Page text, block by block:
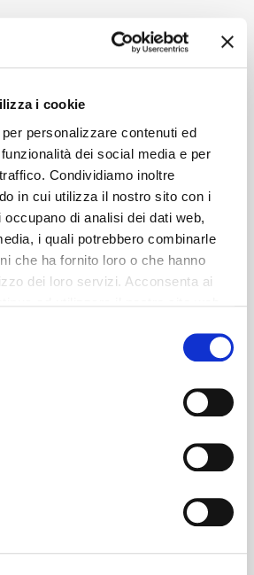
i cookie
personalizzare contenuti ed
dei social media e per
Condividiamo inoltre
in cui utilizza il nostro sito con i
di analisi dei dati web,
i quali potrebbero combinarle
che ha fornito loro o che hanno
dei loro servizi. Acconsenta ai